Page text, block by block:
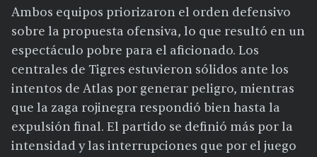
Ambos equipos priorizaron el orden defensivo
sobre la propuesta ofensiva, lo que resultó en un
espectáculo pobre para el aficionado. Los
centrales de Tigres estuvieron sólidos ante los
intentos de Atlas por generar peligro, mientras
que la zaga rojinegra respondió bien hasta la
expulsión final. El partido se definió más por la
intensidad y las interrupciones que por el juego